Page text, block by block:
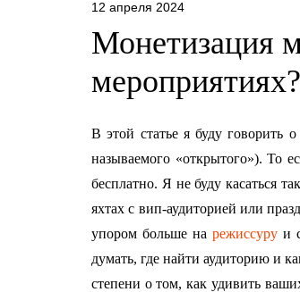
12 апреля 2024
Монетизация
мероприятиях?
В этой статье я буду говорить
называемого «открытого»). То
бесплатно. Я не буду касаться
яхтах с вип-аудиторией или
упором больше на режиссуруи
думать, где найти аудиторию и
степени о том, как удивить